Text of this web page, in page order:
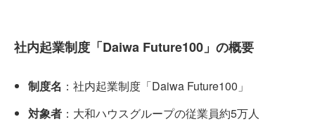
社内起業制度「Daiwa Future100」の概要
制度名 ：社内起業制度「Daiwa Future100」
対象者 ：大和ハウスグループの従業員約5万人